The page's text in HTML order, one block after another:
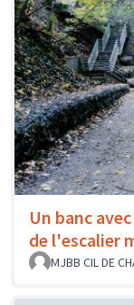
Un banc
de l'escalier
MJBB CIL DE